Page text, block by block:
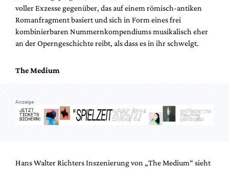
voller Exzesse gegenüber, das auf einem römisch-antiken
Romanfragment basiert und sich in Form eines frei
kombinierbaren Nummernkompendiums musikalisch eher
an der Operngeschichte reibt, als dass es in ihr schwelgt.
The Medium
Anzeige
Hans Walter Richters Inszenierung von „The Medium“ sieht